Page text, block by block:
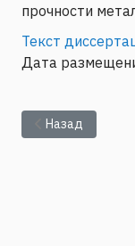
прочности
Текст
Дата
Предыдущий:
Назад